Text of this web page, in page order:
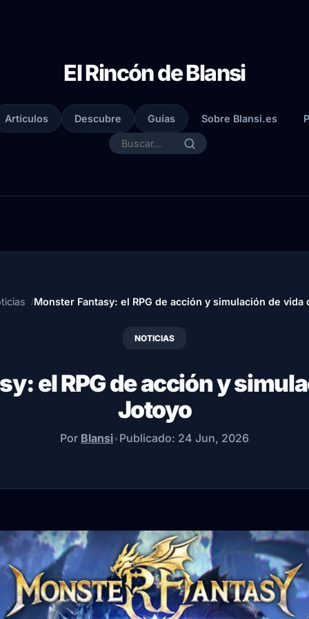
El Rincón de Blansi
Artículos Descubre Guías Sobre Blansi.es
Monster Fantasy: el RPG de acción y simulación de vida
NOTICIAS
el RPG de acción y
Jotoyo
Por Blansi•Publicado: 24 Jun, 2026